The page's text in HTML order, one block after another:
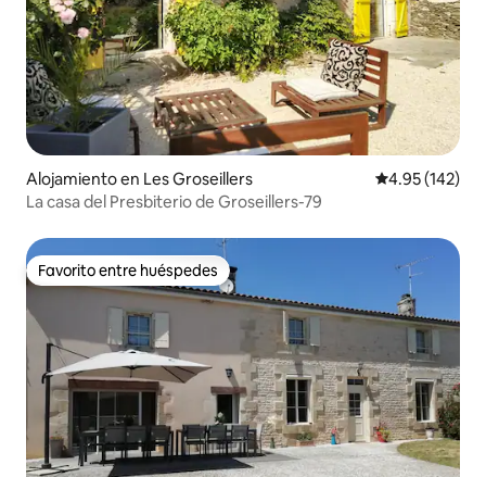
Alojamiento en Les Groseillers Calificación
4.95 (142)
La casa del Presbiterio de Groseillers-79
Favorito entre huéspedes
Favorito entre huéspedes